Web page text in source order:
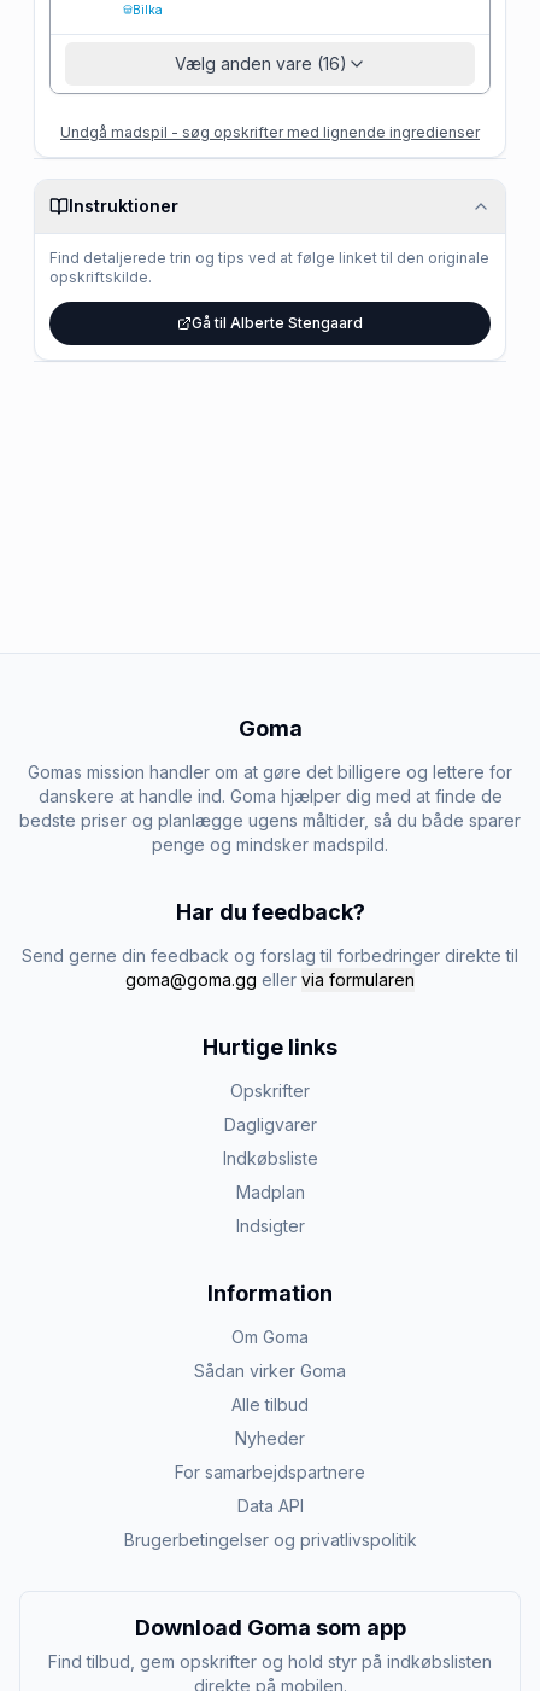
Bilka
Vælg anden vare (16)
Undgå madspil - søg opskrifter med lignende ingredienser
Instruktioner
Find detaljerede trin og tips ved at følge linket til den originale
opskriftskilde.
Gå til Alberte Stengaard
Goma
Gomas mission handler om at gøre det billigere og lettere for
danskere at handle ind. Goma hjælper dig med at finde de
bedste priser og planlægge ugens måltider, så du både sparer
penge og mindsker madspild.
Har du feedback?
Send gerne din feedback og forslag til forbedringer direkte til
goma@goma.gg eller via formularen
Hurtige links
Opskrifter
Dagligvarer
Indkøbsliste
Madplan
Indsigter
Information
Om Goma
Sådan virker Goma
Alle tilbud
Nyheder
For samarbejdspartnere
Data API
Brugerbetingelser og privatlivspolitik
Download Goma som app
Find tilbud, gem opskrifter og hold styr på indkøbslisten
direkte på mobilen.